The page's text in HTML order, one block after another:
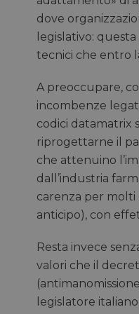
dove
legislativo:
tecnici che entro
A preoccupare,
incombenze
codici datamatrix
riprogettarne il
che attenuino
dall’industria
carenza per
anticipo), con
Resta invece
valori che il
legislatore